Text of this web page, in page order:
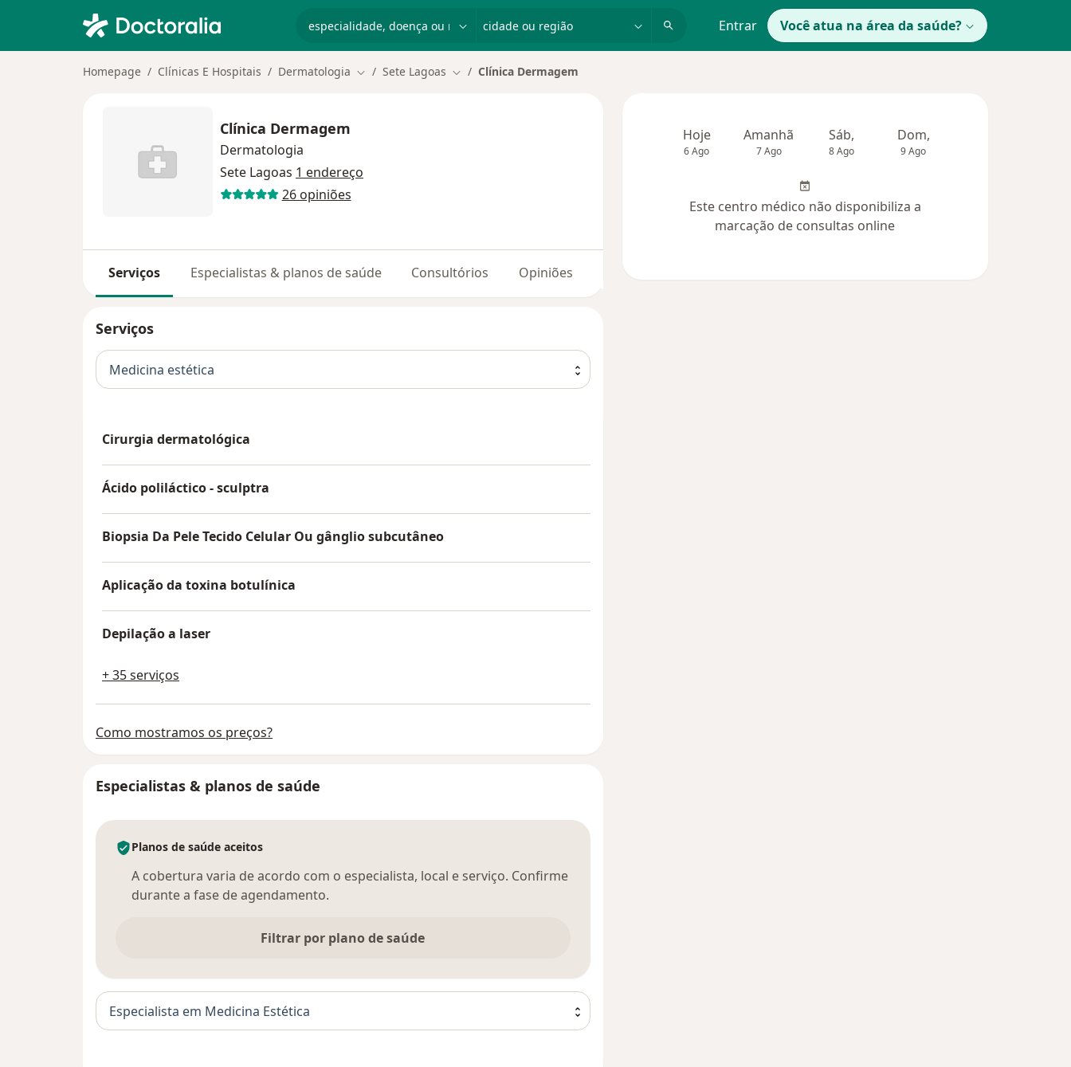
Entrar Você atua na área da saúde?
Homepage Clínicas E Hospitais Dermatologia Mudar de cidade
Sete Lagoas Mudar de cidade
Clínica Dermagem
Clínica Dermagem
Dermatologia
Sete Lagoas 1 endereço
26 opiniões
Serviços Especialistas & planos de saúde Consultórios Opiniões
Serviços
Medicina estética
Cirurgia dermatológica
Ácido poliláctico - sculptra
Biopsia Da Pele Tecido Celular Ou gânglio subcutâneo
Aplicação da toxina botulínica
Depilação a laser
+ 35 serviços
Como mostramos os preços?
Especialistas & planos de saúde
Planos de saúde aceitos
A cobertura varia de acordo com o especialista, local e serviço. Confirme
durante a fase de agendamento.
Filtrar por plano de saúde
Especialista em Medicina Estética
Hoje
6 Ago
Amanhã
7 Ago
Sáb,
8 Ago
Dom,
9 Ago
Este centro médico não disponibiliza a
marcação de consultas online